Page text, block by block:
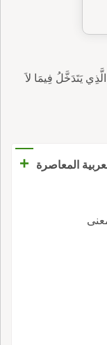
يَتَدَخَّلُ فِيمَا لاَ
المعاصرة +